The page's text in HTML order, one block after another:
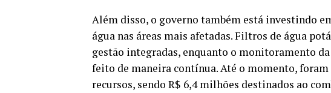
Além disso, o governo também está investindo
água nas áreas mais afetadas. Filtros de água
gestão integradas, enquanto o monitoramento
feito de maneira contínua. Até o momento,
recursos, sendo R$ 6,4 milhões destinados ao